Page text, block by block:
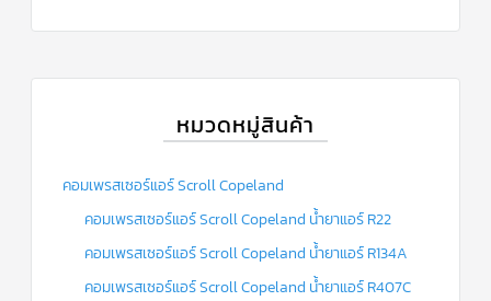
หมวดหมู่สินค้า
คอมเพรสเซอร์แอร์ Scroll Copeland
คอมเพรสเซอร์แอร์ Scroll Copeland น้ำยาแอร์ R22
คอมเพรสเซอร์แอร์ Scroll Copeland น้ำยาแอร์ R134A
คอมเพรสเซอร์แอร์ Scroll Copeland น้ำยาแอร์ R407C